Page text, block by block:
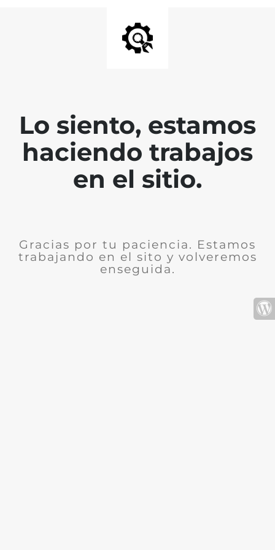
Lo siento, estamos
haciendo trabajos
en el sitio.
Gracias por tu paciencia. Estamos
trabajando en el sito y volveremos
enseguida.